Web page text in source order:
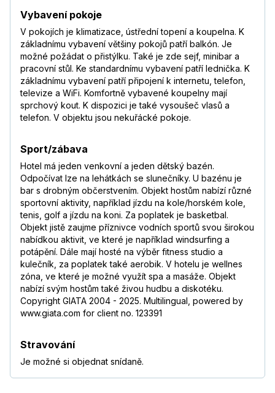
Vybavení pokoje
V pokojích je klimatizace, ústřední topení a koupelna. K
základnímu vybavení většiny pokojů patří balkón. Je
možné požádat o přistýlku. Také je zde sejf, minibar a
pracovní stůl. Ke standardnímu vybavení patří lednička. K
základnímu vybavení patří připojení k internetu, telefon,
televize a WiFi. Komfortně vybavené koupelny mají
sprchový kout. K dispozici je také vysoušeč vlasů a
telefon. V objektu jsou nekuřácké pokoje.
Sport/zábava
Hotel má jeden venkovní a jeden dětský bazén.
Odpočívat lze na lehátkách se slunečníky. U bazénu je
bar s drobným občerstvením. Objekt hostům nabízí různé
sportovní aktivity, například jízdu na kole/horském kole,
tenis, golf a jízdu na koni. Za poplatek je basketbal.
Objekt jistě zaujme příznivce vodních sportů svou širokou
nabídkou aktivit, ve které je například windsurfing a
potápění. Dále mají hosté na výběr fitness studio a
kulečník, za poplatek také aerobik. V hotelu je wellnes
zóna, ve které je možné využít spa a masáže. Objekt
nabízí svým hostům také živou hudbu a diskotéku.
Copyright GIATA 2004 - 2025. Multilingual, powered by
www.giata.com for client no. 123391
Stravování
Je možné si objednat snídaně.